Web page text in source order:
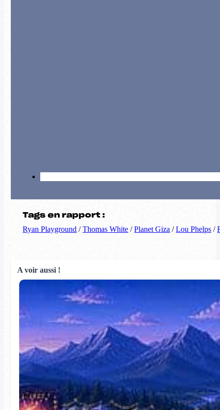
Tags en rapport :
Ryan Playground /Thomas White /Planet Giza /Lou Phelps /
A voir aussi !